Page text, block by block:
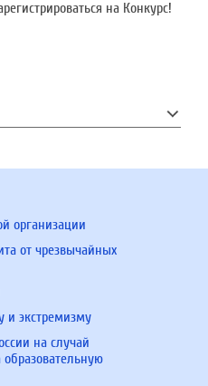
на Конкурс!
организации
от чрезвычайных
и экстремизму
на случай